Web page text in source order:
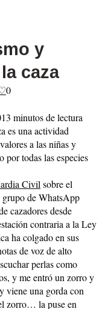
y
caza
0
3 minutos de lectura
es una actividad
a las niñas y
por todas las especies
Civilsobre el
grupo de WhatsApp
cazadores desde
contraria a la Ley
ha colgado en sus
de voz de alto
perlas como
y me entró un zorro y
viene una gorda con
zorro… la puse en